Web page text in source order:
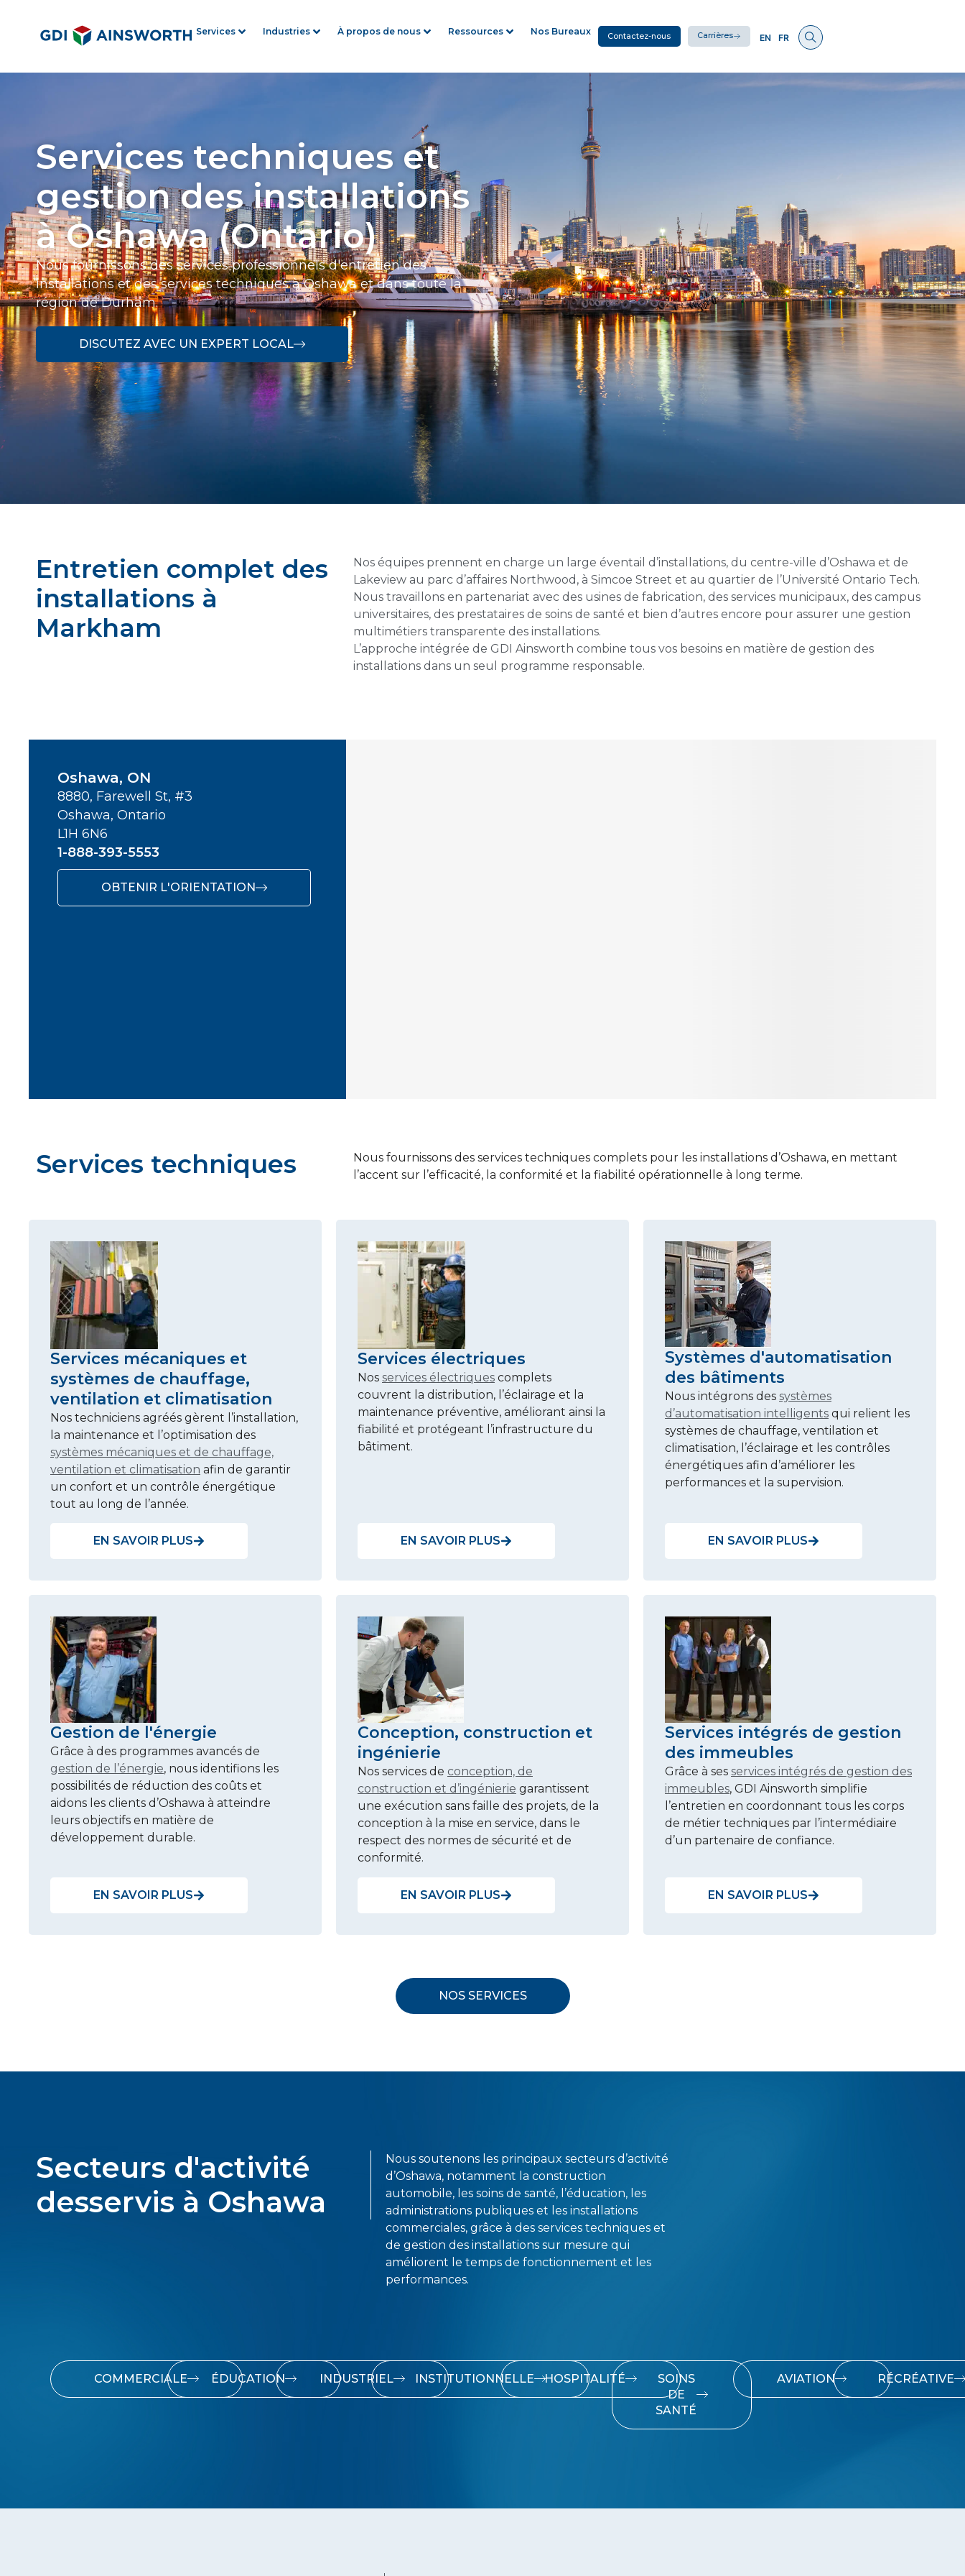
Services Industries À propos de nous Ressources Nos Bureaux Contactez-nous Carrières EN FR
Services techniques et
gestion des installations
à Oshawa (Ontario)
Nous fournissons des services professionnels d'entretien des
installations et des services techniques à Oshawa et dans toute la
région de Durham.
DISCUTEZ AVEC UN EXPERT LOCAL
Entretien complet des
installations à
Markham
Nos équipes prennent en charge un large éventail d’installations, du centre-ville d’Oshawa et de
Lakeview au parc d’affaires Northwood, à Simcoe Street et au quartier de l’Université Ontario Tech.
Nous travaillons en partenariat avec des usines de fabrication, des services municipaux, des campus
universitaires, des prestataires de soins de santé et bien d’autres encore pour assurer une gestion
multimétiers transparente des installations.
L’approche intégrée de GDI Ainsworth combine tous vos besoins en matière de gestion des
installations dans un seul programme responsable.
Oshawa, ON
8880, Farewell St, #3
Oshawa, Ontario
L1H 6N6
1-888-393-5553
OBTENIR L'ORIENTATION
Services techniques
Nous fournissons des services techniques complets pour les installations d’Oshawa, en mettant
l’accent sur l’efficacité, la conformité et la fiabilité opérationnelle à long terme.
Services mécaniques et
systèmes de chauffage,
ventilation et climatisation
Nos techniciens agréés gèrent l’installation,
la maintenance et l’optimisation des
systèmes mécaniques et de chauffage,
ventilation et climatisation afin de garantir
un confort et un contrôle énergétique
tout au long de l’année.
EN SAVOIR PLUS
Services électriques
Nos services électriques complets
couvrent la distribution, l’éclairage et la
maintenance préventive, améliorant ainsi la
fiabilité et protégeant l’infrastructure du
bâtiment.
EN SAVOIR PLUS
Systèmes d'automatisation
des bâtiments
Nous intégrons des systèmes
d’automatisation intelligents qui relient les
systèmes de chauffage, ventilation et
climatisation, l’éclairage et les contrôles
énergétiques afin d’améliorer les
performances et la supervision.
EN SAVOIR PLUS
Gestion de l'énergie
Grâce à des programmes avancés de
gestion de l’énergie, nous identifions les
possibilités de réduction des coûts et
aidons les clients d’Oshawa à atteindre
leurs objectifs en matière de
développement durable.
EN SAVOIR PLUS
Conception, construction et
ingénierie
Nos services de conception, de
construction et d’ingénierie garantissent
une exécution sans faille des projets, de la
conception à la mise en service, dans le
respect des normes de sécurité et de
conformité.
EN SAVOIR PLUS
Services intégrés de gestion
des immeubles
Grâce à ses services intégrés de gestion des
immeubles, GDI Ainsworth simplifie
l’entretien en coordonnant tous les corps
de métier techniques par l’intermédiaire
d’un partenaire de confiance.
EN SAVOIR PLUS
NOS SERVICES
Secteurs d'activité
desservis à Oshawa
Nous soutenons les principaux secteurs d’activité
d’Oshawa, notamment la construction
automobile, les soins de santé, l’éducation, les
administrations publiques et les installations
commerciales, grâce à des services techniques et
de gestion des installations sur mesure qui
améliorent le temps de fonctionnement et les
performances.
COMMERCIALE ÉDUCATION INDUSTRIEL INSTITUTIONNELLE HOSPITALITÉ
SOINS
DE
SANTÉ
AVIATION RÉCRÉATIVE